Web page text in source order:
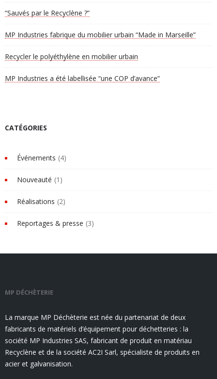
“Sauvés par le Recyclène ?”
MP Industries fabrique du mobilier urbain “Made in Marseille”
Recycler le polyéthylène en mobilier urbain
MP Industries a été labellisée “une COP d’avance”
CATÉGORIES
Événements (4)
Nouveauté (1)
Réalisations (2)
Reportages & presse (3)
MP DÉCHÈTERIE
La marque MP Déchèterie est née du partenariat de deux
fabricants de matériels d’équipement pour déchetteries : la
société MP Industries SAS, fabricant de produit en matériau
Recyclène et de la société AC2I Sarl, spécialiste de produits en
acier et galvanisation.